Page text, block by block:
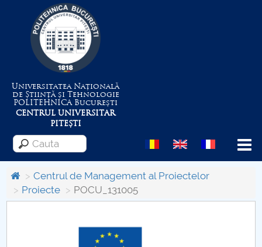
Universitatea Națională
de Știință și Tehnologie
POLITEHNICABucurești
CENTRUL UNIVERSITAR
PITEȘTI
Menu
Despre Universitate
Centrul de Management al Proiectelor
Centrul de Management al Proiectelor
Proiecte
POCU_131005